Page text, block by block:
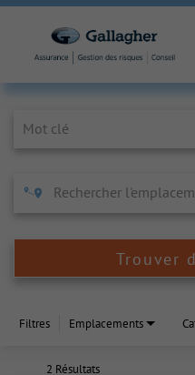
Trouver
Filtres Emplacements
2 Résultats